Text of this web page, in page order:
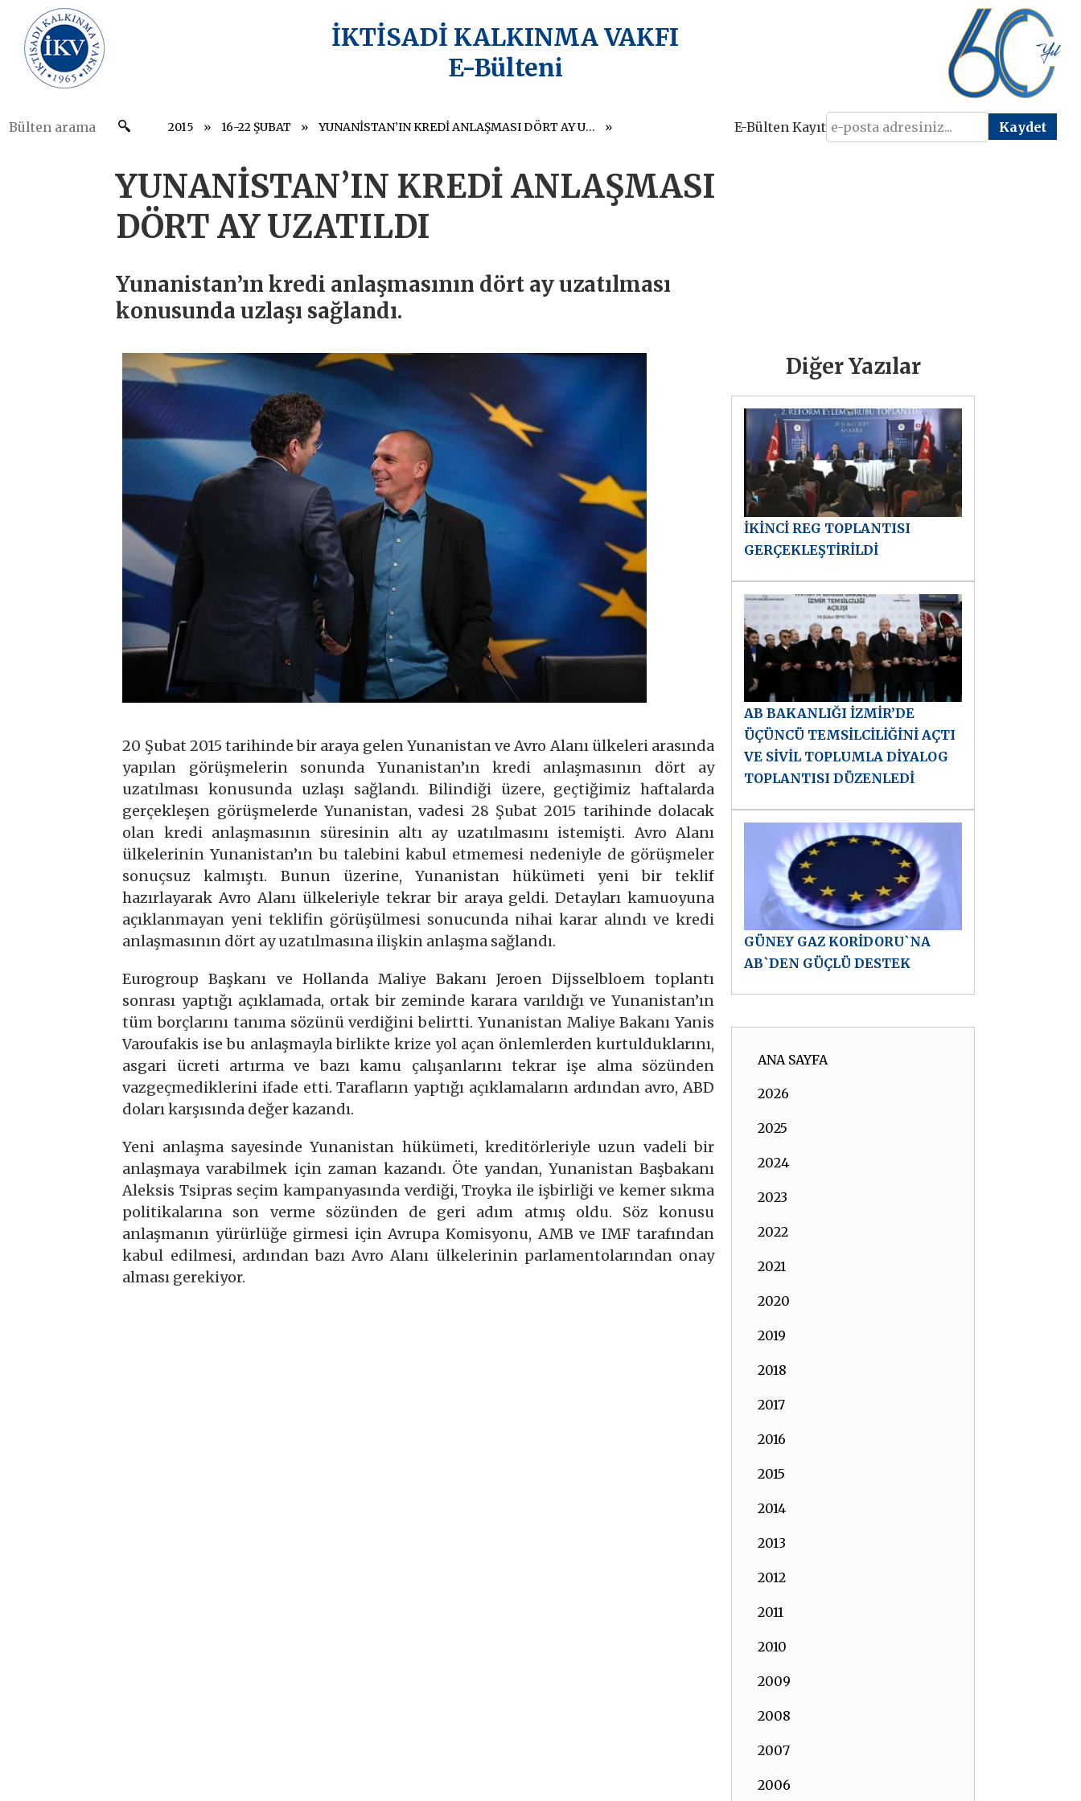
İKTİSADİ KALKINMA VAKFI
E-Bülteni
2015 16-22 ŞUBAT YUNANİSTAN’IN KREDİ ANLAŞMASI DÖRT AY UZATILDI E-Bülten Kayıt
YUNANİSTAN’IN KREDİ ANLAŞMASI
DÖRT AY UZATILDI
Yunanistan’ın kredi anlaşmasının dört ay uzatılması
konusunda uzlaşı sağlandı.
20 Şubat 2015 tarihinde bir araya gelen Yunanistan ve Avro Alanı ülkeleri arasında
yapılan görüşmelerin sonunda Yunanistan’ın kredi anlaşmasının dört ay
uzatılması konusunda uzlaşı sağlandı. Bilindiği üzere, geçtiğimiz haftalarda
gerçekleşen görüşmelerde Yunanistan, vadesi 28 Şubat 2015 tarihinde dolacak
olan kredi anlaşmasının süresinin altı ay uzatılmasını istemişti. Avro Alanı
ülkelerinin Yunanistan’ın bu talebini kabul etmemesi nedeniyle de görüşmeler
sonuçsuz kalmıştı. Bunun üzerine, Yunanistan hükümeti yeni bir teklif
hazırlayarak Avro Alanı ülkeleriyle tekrar bir araya geldi. Detayları kamuoyuna
açıklanmayan yeni teklifin görüşülmesi sonucunda nihai karar alındı ve kredi
anlaşmasının dört ay uzatılmasına ilişkin anlaşma sağlandı.
Eurogroup Başkanı ve Hollanda Maliye Bakanı Jeroen Dijsselbloem toplantı
sonrası yaptığı açıklamada, ortak bir zeminde karara varıldığı ve Yunanistan’ın
tüm borçlarını tanıma sözünü verdiğini belirtti. Yunanistan Maliye Bakanı Yanis
Varoufakis ise bu anlaşmayla birlikte krize yol açan önlemlerden kurtulduklarını,
asgari ücreti artırma ve bazı kamu çalışanlarını tekrar işe alma sözünden
vazgeçmediklerini ifade etti. Tarafların yaptığı açıklamaların ardından avro, ABD
doları karşısında değer kazandı.
Yeni anlaşma sayesinde Yunanistan hükümeti, kreditörleriyle uzun vadeli bir
anlaşmaya varabilmek için zaman kazandı. Öte yandan, Yunanistan Başbakanı
Aleksis Tsipras seçim kampanyasında verdiği, Troyka ile işbirliği ve kemer sıkma
politikalarına son verme sözünden de geri adım atmış oldu. Söz konusu
anlaşmanın yürürlüğe girmesi için Avrupa Komisyonu, AMB ve IMF tarafından
kabul edilmesi, ardından bazı Avro Alanı ülkelerinin parlamentolarından onay
alması gerekiyor.
Diğer Yazılar
İKİNCİ REG TOPLANTISI
GERÇEKLEŞTİRİLDİ
AB BAKANLIĞI İZMİR’DE
ÜÇÜNCÜ TEMSİLCİLİĞİNİ AÇTI
VE SİVİL TOPLUMLA DİYALOG
TOPLANTISI DÜZENLEDİ
GÜNEY GAZ KORİDORU`NA
AB`DEN GÜÇLÜ DESTEK
ANA SAYFA
2026
2025
2024
2023
2022
2021
2020
2019
2018
2017
2016
2015
2014
2013
2012
2011
2010
2009
2008
2007
2006